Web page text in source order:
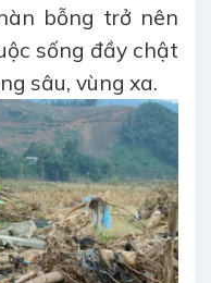
bỗng trở nên
sống đầy chật
sâu, vùng xa.